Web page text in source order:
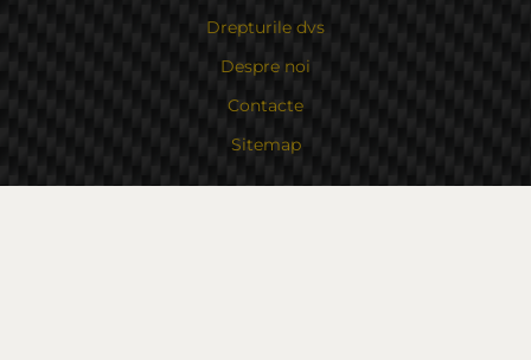
Drepturile dvs
Despre noi
Contacte
Sitemap